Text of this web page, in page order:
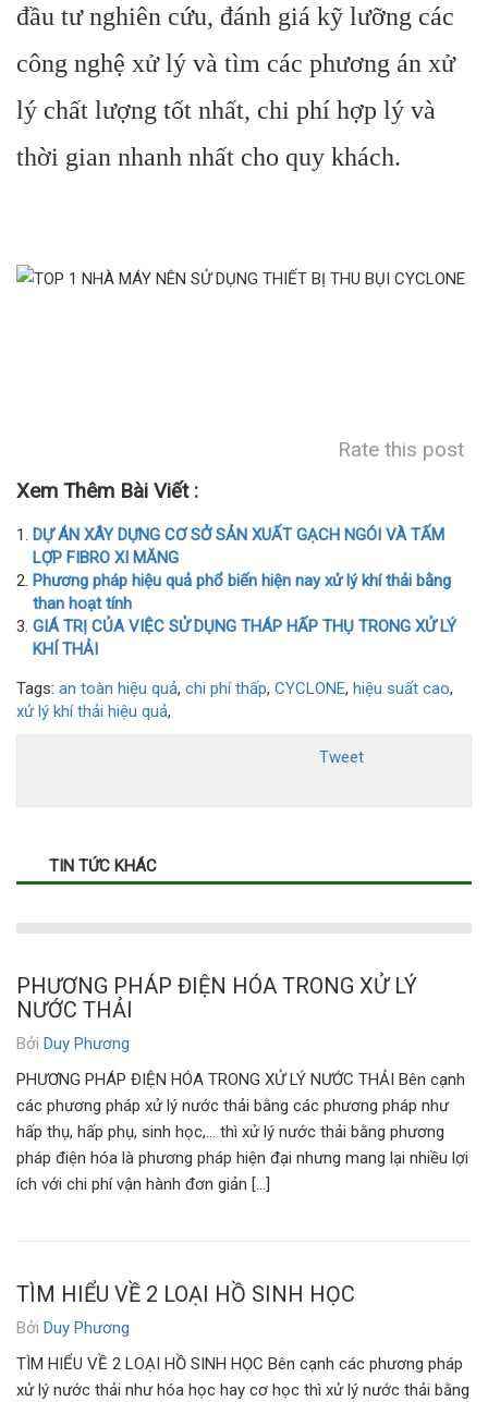
đầu tư nghiên cứu, đánh giá kỹ lưỡng các
công nghệ xử lý và tìm các phương án xử
lý chất lượng tốt nhất, chi phí hợp lý và
thời gian nhanh nhất cho quy khách.
Rate this post
Xem Thêm Bài Viết :
DỰ ÁN XÂY DỰNG CƠ SỞ SẢN XUẤT GẠCH NGÓI VÀ TẤM
LỢP FIBRO XI MĂNG
Phương pháp hiệu quả phổ biến hiện nay xử lý khí thải bằng
than hoạt tính
GIÁ TRỊ CỦA VIỆC SỬ DỤNG THÁP HẤP THỤ TRONG XỬ LÝ
KHÍ THẢI
Tags: an toàn hiệu quả, chi phí thấp, CYCLONE, hiệu suất cao,
xử lý khí thải hiệu quả,
Tweet
TIN TỨC KHÁC
PHƯƠNG PHÁP ĐIỆN HÓA TRONG XỬ LÝ
NƯỚC THẢI
Bởi Duy Phương
PHƯƠNG PHÁP ĐIỆN HÓA TRONG XỬ LÝ NƯỚC THẢI Bên cạnh
các phương pháp xử lý nước thải bằng các phương pháp như
hấp thụ, hấp phụ, sinh học,… thì xử lý nước thải bằng phương
pháp điện hóa là phương pháp hiện đại nhưng mang lại nhiều lợi
ích với chi phí vận hành đơn giản […]
TÌM HIỂU VỀ 2 LOẠI HỒ SINH HỌC
Bởi Duy Phương
TÌM HIỂU VỀ 2 LOẠI HỒ SINH HỌC Bên cạnh các phương pháp
xử lý nước thải như hóa học hay cơ học thì xử lý nước thải bằng